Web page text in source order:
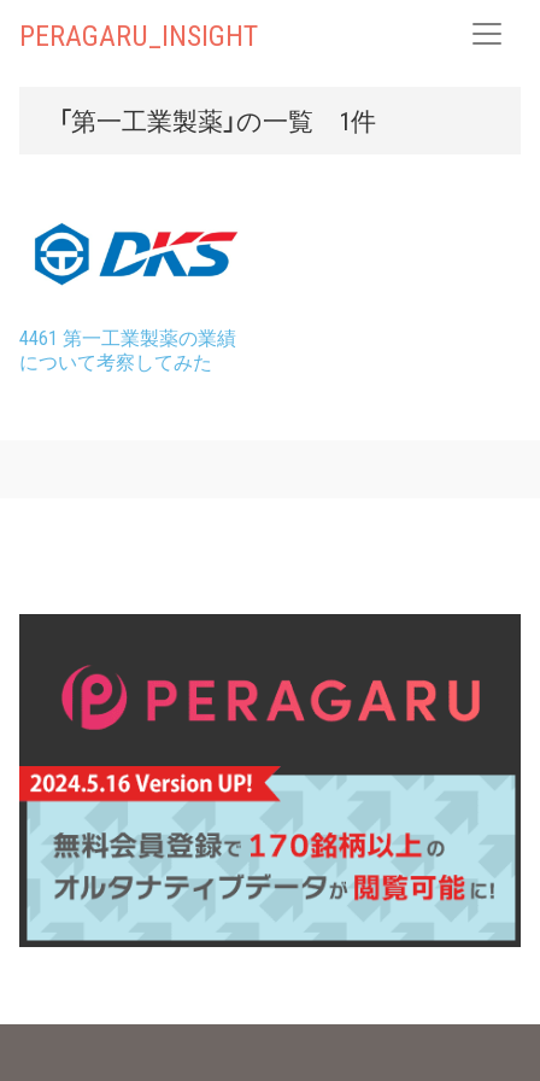
PERAGARU_INSIGHT
「第一工業製薬」の一覧 1件
4461 第一工業製薬の業績
について考察してみた